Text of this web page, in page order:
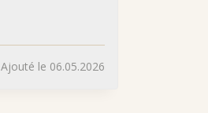
Ajouté le 06.05.2026